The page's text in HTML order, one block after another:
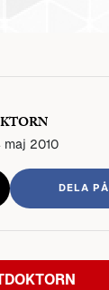
maj 2010
DELA PÅ